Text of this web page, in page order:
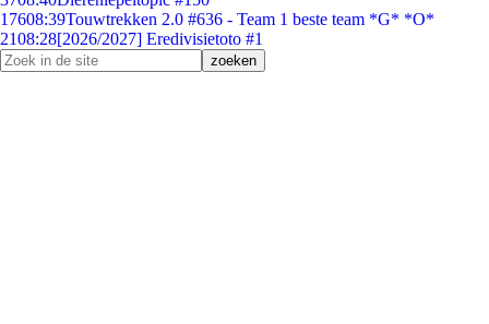
17608:39Touwtrekken 2.0 #636 - Team 1 beste team *G* *O*
2108:28[2026/2027] Eredivisietoto #1